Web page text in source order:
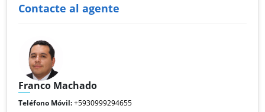
Contacte al agente
Franco Machado
Teléfono Móvil:+5930999294655